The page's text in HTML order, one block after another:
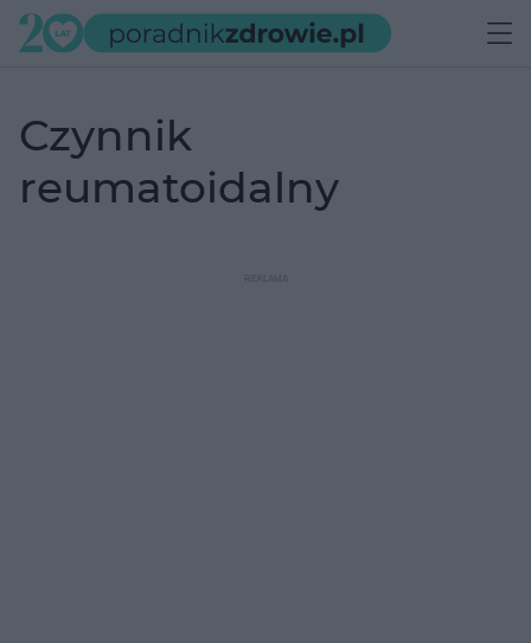
czynnik
reumatoidalny